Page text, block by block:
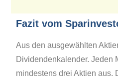
Fazit vom
Aus den ausgewählten
Dividendenkalender. Jeden
mindestens drei Aktien aus.